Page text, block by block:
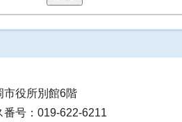
役所別館6階
号：019-622-6211